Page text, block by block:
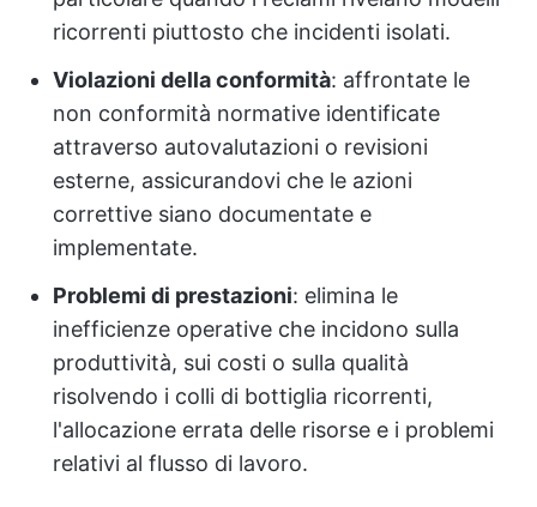
ricorrenti piuttosto che incidenti isolati.
Violazioni della conformità: affrontate le
non conformità normative identificate
attraverso autovalutazioni o revisioni
esterne, assicurandovi che le azioni
correttive siano documentate e
implementate.
Problemi di prestazioni: elimina le
inefficienze operative che incidono sulla
produttività, sui costi o sulla qualità
risolvendo i colli di bottiglia ricorrenti,
l'allocazione errata delle risorse e i problemi
relativi al flusso di lavoro.